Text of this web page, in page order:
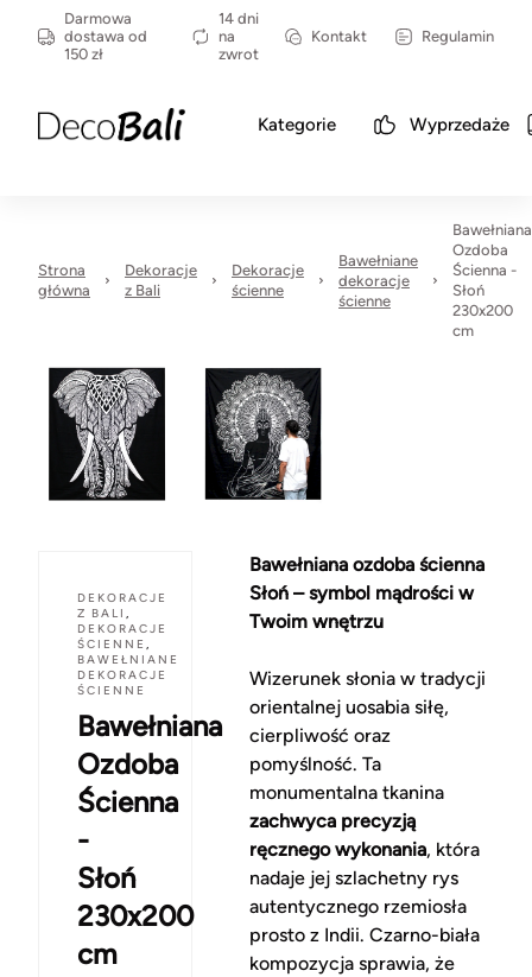
Darmowa
dostawa od
150 zł
14 dni
na
zwrot
Kontakt Regulamin
Kategorie Wyprzedaże
Strona
główna
Dekoracje
z Bali
Dekoracje
ścienne
Bawełniane
dekoracje
ścienne
Bawełniana
Ozdoba
Ścienna -
Słoń
230x200
cm
DEKORACJE
Z BALI ,
DEKORACJE
ŚCIENNE ,
BAWEŁNIANE
DEKORACJE
ŚCIENNE
Bawełniana
Ozdoba
Ścienna
-
Słoń
230x200
cm
Bawełniana ozdoba ścienna
Słoń – symbol mądrości w
Twoim wnętrzu
Wizerunek słonia w tradycji
orientalnej uosabia siłę,
cierpliwość oraz
pomyślność. Ta
monumentalna tkanina
zachwyca precyzją
ręcznego wykonania, która
nadaje jej szlachetny rys
autentycznego rzemiosła
prosto z Indii. Czarno-biała
kompozycja sprawia, że